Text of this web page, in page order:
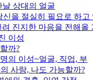
상대의 얼굴
을 절실히 필요로 하고
진지한 마음을 전해올
이성
까?
의 이성~얼굴, 직업, 부
사랑, 나도 가능할까?